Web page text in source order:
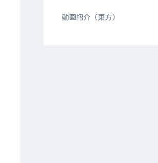
動画紹介（東方）